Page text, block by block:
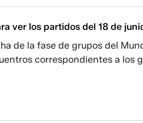
ver los partidos del 18 de
de la fase de grupos del
correspondientes a los